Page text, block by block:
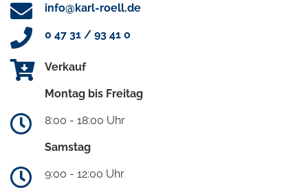
info@karl-roell.de
0 47 31 / 93 41 0
Verkauf
Montag bis Freitag
8:00 - 18:00 Uhr
Samstag
9:00 - 12:00 Uhr